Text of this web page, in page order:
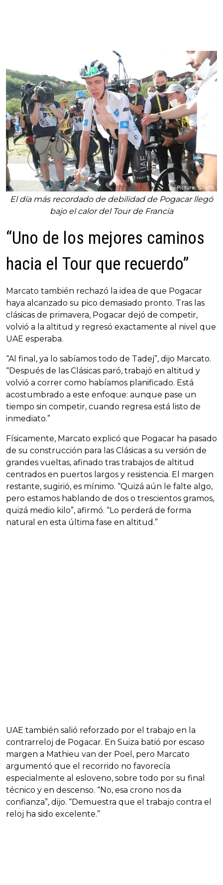
El día más recordado de debilidad de Pogacar llegó
bajo el calor del Tour de Francia
“Uno de los mejores caminos
hacia el Tour que recuerdo”
Marcato también rechazó la idea de que Pogacar
haya alcanzado su pico demasiado pronto. Tras las
clásicas de primavera, Pogacar dejó de competir,
volvió a la altitud y regresó exactamente al nivel que
UAE esperaba.
“Al final, ya lo sabíamos todo de Tadej”, dijo Marcato.
“Después de las Clásicas paró, trabajó en altitud y
volvió a correr como habíamos planificado. Está
acostumbrado a este enfoque: aunque pase un
tiempo sin competir, cuando regresa está listo de
inmediato.”
Físicamente, Marcato explicó que Pogacar ha pasado
de su construcción para las Clásicas a su versión de
grandes vueltas, afinado tras trabajos de altitud
centrados en puertos largos y resistencia. El margen
restante, sugirió, es mínimo. “Quizá aún le falte algo,
pero estamos hablando de dos o trescientos gramos,
quizá medio kilo”, afirmó. “Lo perderá de forma
natural en esta última fase en altitud.”
UAE también salió reforzado por el trabajo en la
contrarreloj de Pogacar. En Suiza batió por escaso
margen a Mathieu van der Poel, pero Marcato
argumentó que el recorrido no favorecía
especialmente al esloveno, sobre todo por su final
técnico y en descenso. “No, esa crono nos da
confianza”, dijo. “Demuestra que el trabajo contra el
reloj ha sido excelente.”